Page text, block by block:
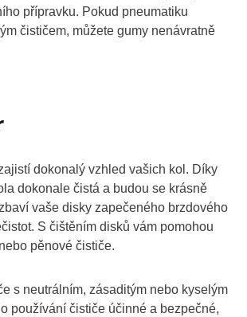
přípravku. Pokud pneumatiku
čističem, můžete gumy nenávratně
dokonalý vzhled vašich kol. Díky
dokonale čistá a budou se krásně
vaše disky zapečeného brzdového
S čištěním disků vám pomohou
pěnové čističe.
s neutrálním, zásaditým nebo kyselým
používání čističe účinné a bezpečné,